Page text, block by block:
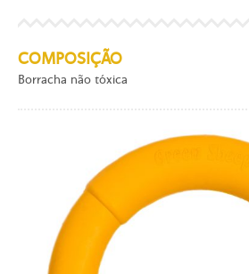
COMPOSIÇÃO
Borracha não tóxica